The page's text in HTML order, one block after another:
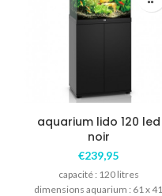
aquarium lido 120 led
noir
€239,95
capacité : 120 litres
dimensions aquarium : 61 x 41